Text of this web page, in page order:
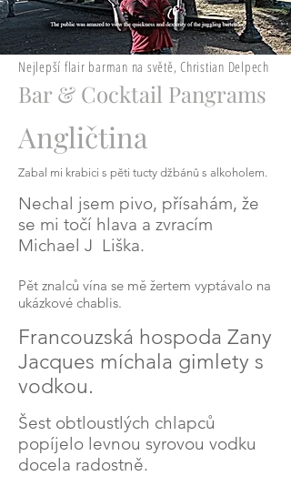
Nejlepší flair barman na světě, Christian Delpech
Bar & Cocktail Pangrams
Angličtina
Zabal mi krabici s pěti tucty džbánů s alkoholem.
Nechal jsem pivo, přísahám, že
se mi točí hlava a zvracím
Michael J Liška.
Pět znalců vína se mě žertem vyptávalo na
ukázkové chablis.
Francouzská hospoda Zany
Jacques míchala gimlety s
vodkou.
Šest obtloustlých chlapců
popíjelo levnou syrovou vodku
docela radostně.